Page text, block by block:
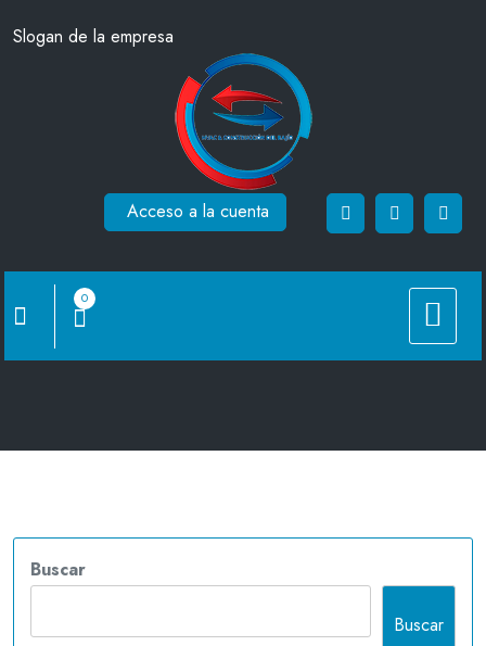
Slogan de la empresa
Acceso a la cuenta
0
Rejilla de retorno
Buscar
Buscar